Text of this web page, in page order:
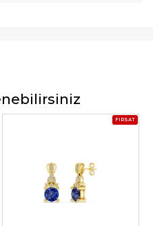
FIRSAT